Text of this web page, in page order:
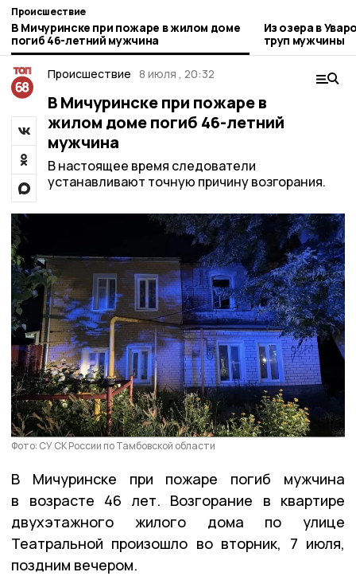
Происшествие
В Мичуринске при пожаре в жилом доме
погиб 46-летний мужчина
Из озера в
труп мужчины
Происшествие 8 июля , 20:32
В Мичуринске при пожаре в
жилом доме погиб 46-летний
мужчина
В настоящее время следователи
устанавливают точную причину возгорания.
Фото: СУ СК России по Тамбовской области
В Мичуринске при пожаре погиб мужчина
в возрасте 46 лет. Возгорание в квартире
двухэтажного жилого дома по улице
Театральной произошло во вторник, 7 июля,
поздним вечером.